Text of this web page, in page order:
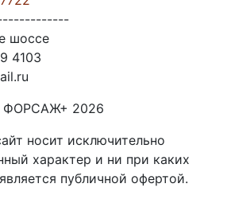
шоссе
4103
ФОРСАЖ+ 2026
носит исключительно
характер и ни при каких
публичной офертой.